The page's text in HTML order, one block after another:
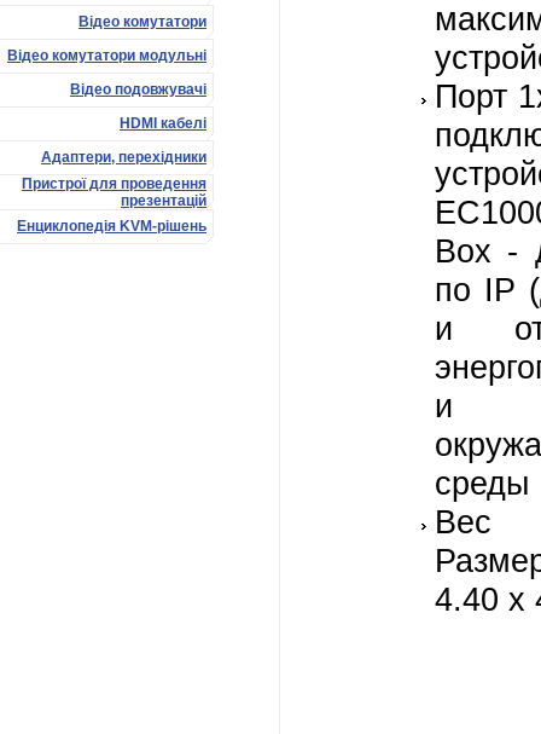
Відео комутатори
Відео комутатори модульні
Відео подовжувачі
HDMI кабелі
Адаптери, перехідники
Пристрої для проведення
презентацій
Енциклопедія KVM-рішень
Порт
Box -
по IP
и
и
среды
Вес
4.40 x